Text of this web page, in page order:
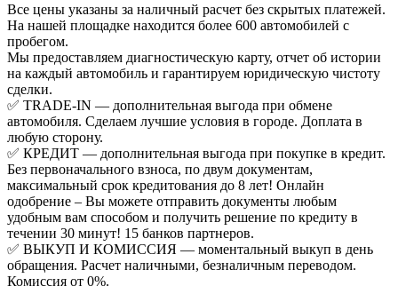
Все цены указаны за наличный расчет без скрытых платежей.
На нашей площадке находится более 600 автомобилей с
пробегом.
Мы предоставляем диагностическую карту, отчет об истории
на каждый автомобиль и гарантируем юридическую чистоту
сделки.
✅ TRADE-IN — дополнительная выгода при обмене
автомобиля. Сделаем лучшие условия в городе. Доплата в
любую сторону.
✅ КРЕДИТ — дополнительная выгода при покупке в кредит.
Без первоначального взноса, по двум документам,
максимальный срок кредитования до 8 лет! Онлайн
одобрение – Вы можете отправить документы любым
удобным вам способом и получить решение по кредиту в
течении 30 минут! 15 банков партнеров.
✅ ВЫКУП И КОМИССИЯ — моментальный выкуп в день
обращения. Расчет наличными, безналичным переводом.
Комиссия от 0%.